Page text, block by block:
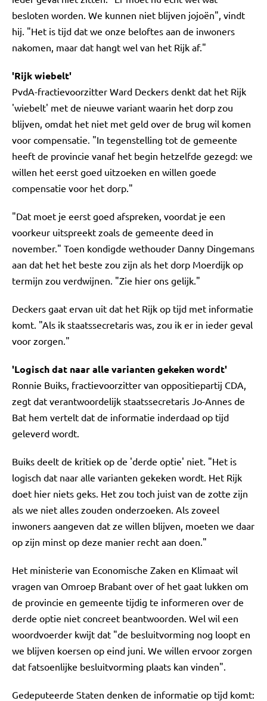
besloten worden. We kunnen niet blijven jojoën", vindt
hij. "Het is tijd dat we onze beloftes aan de inwoners
nakomen, maar dat hangt wel van het Rijk af."
'Rijk wiebelt'
PvdA-fractievoorzitter Ward Deckers denkt dat het Rijk
'wiebelt' met de nieuwe variant waarin het dorp zou
blijven, omdat het niet met geld over de brug wil komen
voor compensatie. "In tegenstelling tot de gemeente
heeft de provincie vanaf het begin hetzelfde gezegd: we
willen het eerst goed uitzoeken en willen goede
compensatie voor het dorp."
"Dat moet je eerst goed afspreken, voordat je een
voorkeur uitspreekt zoals de gemeente deed in
november." Toen kondigde wethouder Danny Dingemans
aan dat het het beste zou zijn als het dorp Moerdijk op
termijn zou verdwijnen. "Zie hier ons gelijk."
Deckers gaat ervan uit dat het Rijk op tijd met informatie
komt. "Als ik staatssecretaris was, zou ik er in ieder geval
voor zorgen."
'Logisch dat naar alle varianten gekeken wordt'
Ronnie Buiks, fractievoorzitter van oppositiepartij CDA,
zegt dat verantwoordelijk staatssecretaris Jo-Annes de
Bat hem vertelt dat de informatie inderdaad op tijd
geleverd wordt.
Buiks deelt de kritiek op de 'derde optie' niet. "Het is
logisch dat naar alle varianten gekeken wordt. Het Rijk
doet hier niets geks. Het zou toch juist van de zotte zijn
als we niet alles zouden onderzoeken. Als zoveel
inwoners aangeven dat ze willen blijven, moeten we daar
op zijn minst op deze manier recht aan doen."
Het ministerie van Economische Zaken en Klimaat wil
vragen van Omroep Brabant over of het gaat lukken om
de provincie en gemeente tijdig te informeren over de
derde optie niet concreet beantwoorden. Wel wil een
woordvoerder kwijt dat "de besluitvorming nog loopt en
we blijven koersen op eind juni. We willen ervoor zorgen
dat fatsoenlijke besluitvorming plaats kan vinden".
Gedeputeerde Staten denken de informatie op tijd komt: